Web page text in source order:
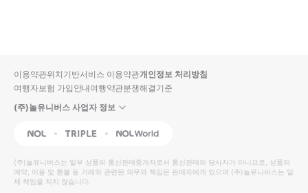
입니
다.
높
은
순
동
영
상
순
상
이용약관위치기반서비스 이용약관개인정보 처리방침
여행자보험 가입안내여행약관분쟁해결기준
(주)놀유니버스 사업자 정보
NOL Triple Interpark Global
(주)놀유니버스는 일부 상품의 통신판매중개자로서 통신판매의 당사자가 아니므로, 상품의
예약, 이용 및 환불 등 거래와 관련된 의무와 책임은 판매자에게 있으며 (주)놀유니버스는 일
체 책임을 지지 않습니다.